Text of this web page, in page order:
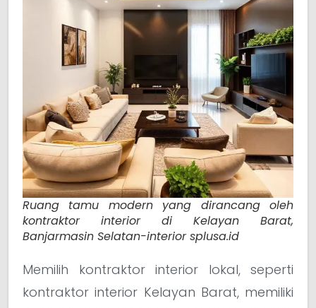
Ruang tamu modern yang dirancang oleh
kontraktor interior di Kelayan Barat,
Banjarmasin Selatan-interior splusa.id
Memilih kontraktor interior lokal, seperti
kontraktor interior Kelayan Barat, memiliki